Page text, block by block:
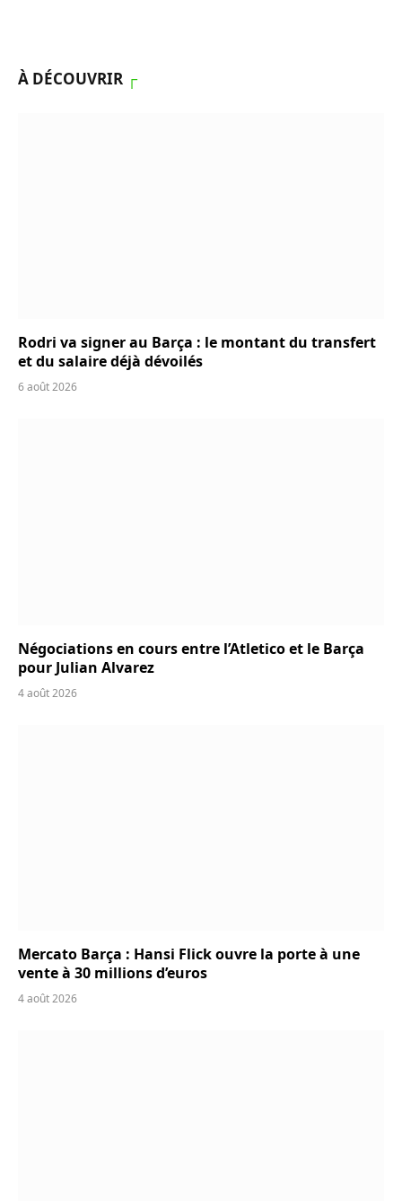
À DÉCOUVRIR ┌
Rodri va signer au Barça : le montant du transfert
et du salaire déjà dévoilés
6 août 2026
Négociations en cours entre l’Atletico et le Barça
pour Julian Alvarez
4 août 2026
Mercato Barça : Hansi Flick ouvre la porte à une
vente à 30 millions d’euros
4 août 2026